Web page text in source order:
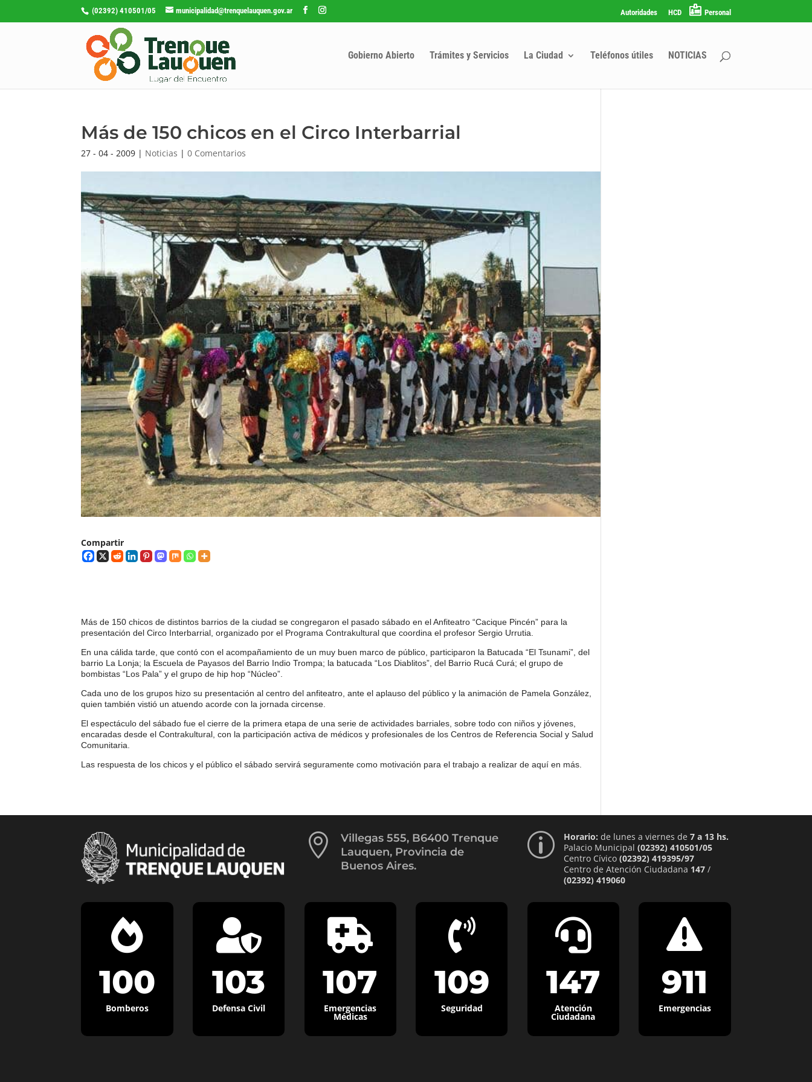
(02392) 410501/05 municipalidad@trenquelauquen.gov.ar Autoridades HCD Personal
Gobierno Abierto Trámites y Servicios La Ciudad Teléfonos útiles NOTICIAS
Más de 150 chicos en el Circo Interbarrial
27 - 04 - 2009 | Noticias |0 Comentarios
Compartir
Más de 150 chicos de distintos barrios de la ciudad se congregaron el pasado sábado en el Anfiteatro “Cacique Pincén” para la
presentación del Circo Interbarrial, organizado por el Programa Contrakultural que coordina el profesor Sergio Urrutia.
En una cálida tarde, que contó con el acompañamiento de un muy buen marco de público, participaron la Batucada “El Tsunami”, del
barrio La Lonja; la Escuela de Payasos del Barrio Indio Trompa; la batucada “Los Diablitos”, del Barrio Rucá Curá; el grupo de
bombistas “Los Pala” y el grupo de hip hop “Núcleo”.
Cada uno de los grupos hizo su presentación al centro del anfiteatro, ante el aplauso del público y la animación de Pamela González,
quien también vistió un atuendo acorde con la jornada circense.
El espectáculo del sábado fue el cierre de la primera etapa de una serie de actividades barriales, sobre todo con niños y jóvenes,
encaradas desde el Contrakultural, con la participación activa de médicos y profesionales de los Centros de Referencia Social y Salud
Comunitaria.
Las respuesta de los chicos y el público el sábado servirá seguramente como motivación para el trabajo a realizar de aquí en más.

Villegas 555, B6400 Trenque
Lauquen, Provincia de
Buenos Aires.
p Horario: de lunes a viernes de 7 a 13 hs.
Palacio Municipal (02392) 410501/05
Centro Cívico (02392) 419395/97
Centro de Atención Ciudadana 147/
(02392) 419060

100
Bomberos

103
Defensa Civil

107
Emergencias
Médicas

109
Seguridad

147
Atención
Ciudadana

911
Emergencias